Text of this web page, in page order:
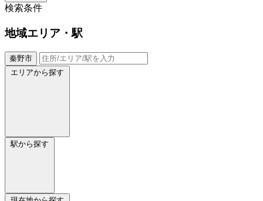
検索条件
地域エリア・駅
秦野市
エリアから探す
駅から探す